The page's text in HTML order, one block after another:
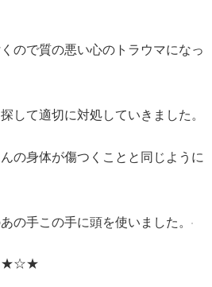
ので質の悪い心のトラウマになっ
して適切に対処していきました。
の身体が傷つくことと同じように
の手この手に頭を使いました。